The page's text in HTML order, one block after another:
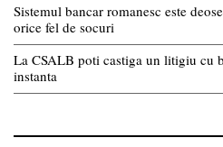
Sistemul bancar romanesc este
orice fel de socuri
La CSALB poti castiga un litigiu cu
instanta